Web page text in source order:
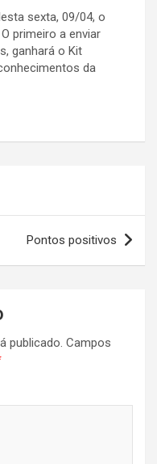
sexta, 09/04, o
primeiro a enviar
ganhará o Kit
da
Pontos positivos
publicado. Campos